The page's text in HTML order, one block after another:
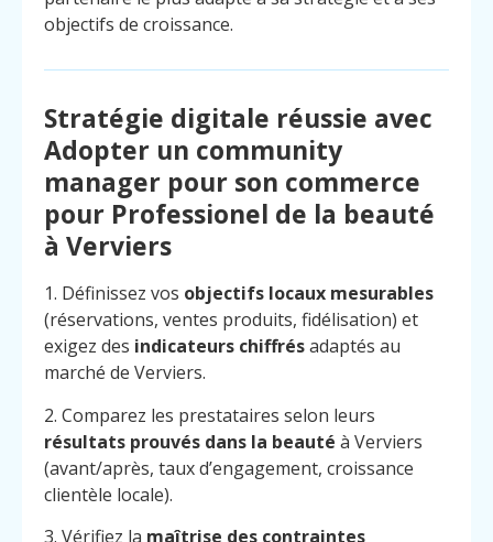
objectifs de croissance.
Stratégie digitale réussie avec
Adopter un community
manager pour son commerce
pour Professionel de la beauté
à Verviers
1. Définissez vos objectifs locaux mesurables
(réservations, ventes produits, fidélisation) et
exigez des indicateurs chiffrésadaptés au
marché de Verviers.
2. Comparez les prestataires selon leurs
résultats prouvés dans la beauté à Verviers
(avant/après, taux d’engagement, croissance
clientèle locale).
3. Vérifiez la maîtrise des contraintes